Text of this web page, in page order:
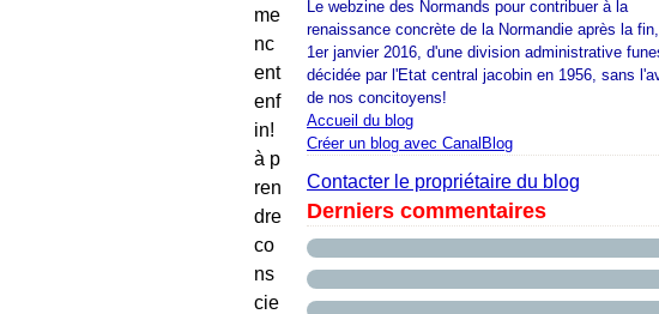
me
nc
ent
enf
in!
à p
ren
dre
co
ns
cie
Le webzine des Normands pour contribuer à la
renaissance concrète de la Normandie après la
1er janvier 2016, d'une division administrative
décidée par l'Etat central jacobin en 1956, sans
de nos concitoyens!
Accueil du blog
Créer un blog avec CanalBlog
Contacter le propriétaire du blog
Derniers commentaires